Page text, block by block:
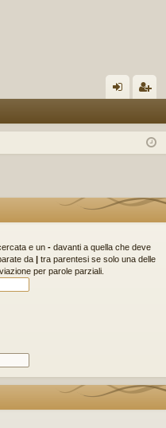
in riv
e un - davanti a quella che deve
da | tra parentesi se solo una delle
per parole parziali.